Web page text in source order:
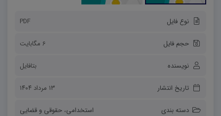
نوع فایل PDF
حجم فایل 6 مگابایت
نویسنده بتافایل
تاریخ انتشار ۱۳ مرداد ۱۴۰۴
دسته بندی استخدامی، حقوقی و قضایی